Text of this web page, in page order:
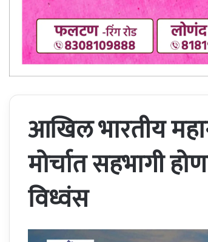
आखिल भारतीय
मोर्चात सहभागी
विध्वंस